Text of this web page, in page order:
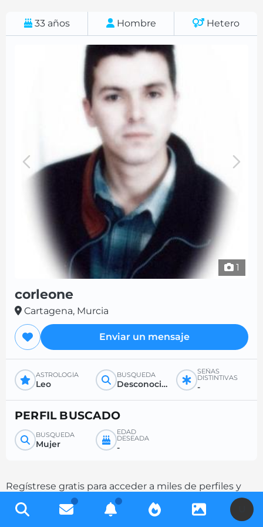
33 años Hombre Hetero
1
corleone
Cartagena, Murcia
Enviar un mensaje
ASTROLOGÍA
Leo
BÚSQUEDA
Desconocido
SEÑAS
DISTINTIVAS
-
PERFIL BUSCADO
BÚSQUEDA
Mujer
EDAD
DESEADA
-
Regístrese gratis para acceder a miles de perfiles y
aumente sus posibilidades de contacto
completando su descripción.